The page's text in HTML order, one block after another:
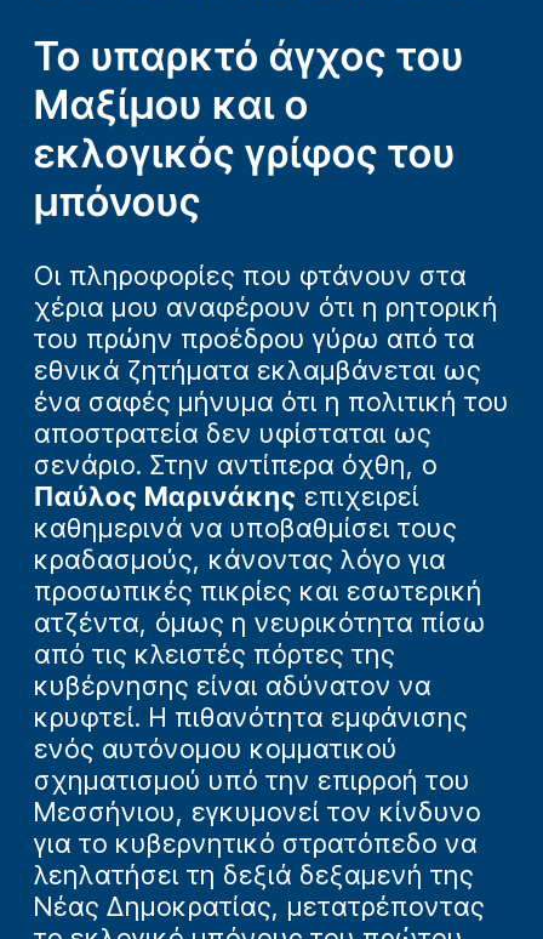
Το υπαρκτό άγχος του
Μαξίμου και ο
εκλογικός γρίφος του
μπόνους
Οι πληροφορίες που φτάνουν στα
χέρια μου αναφέρουν ότι η ρητορική
του πρώην προέδρου γύρω από τα
εθνικά ζητήματα εκλαμβάνεται ως
ένα σαφές μήνυμα ότι η πολιτική του
αποστρατεία δεν υφίσταται ως
σενάριο. Στην αντίπερα όχθη, ο
Παύλος Μαρινάκης επιχειρεί
καθημερινά να υποβαθμίσει τους
κραδασμούς, κάνοντας λόγο για
προσωπικές πικρίες και εσωτερική
ατζέντα, όμως η νευρικότητα πίσω
από τις κλειστές πόρτες της
κυβέρνησης είναι αδύνατον να
κρυφτεί. Η πιθανότητα εμφάνισης
ενός αυτόνομου κομματικού
σχηματισμού υπό την επιρροή του
Μεσσήνιου, εγκυμονεί τον κίνδυνο
για το κυβερνητικό στρατόπεδο να
λεηλατήσει τη δεξιά δεξαμενή της
Νέας Δημοκρατίας, μετατρέποντας